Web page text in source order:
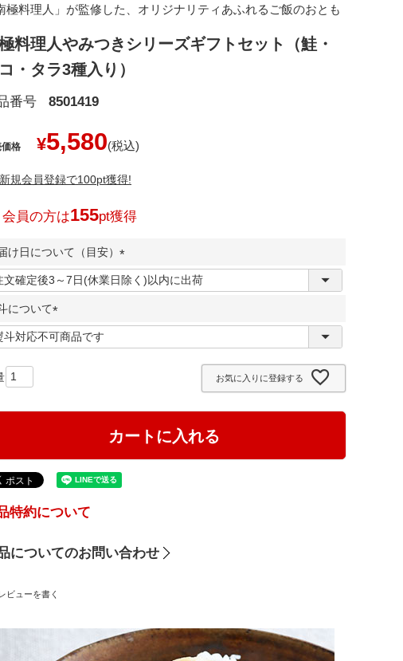
極料理人」が監修した、オリジナリティあふれるご飯のおとも
料理人やみつきシリーズギフトセット（鮭・
・タラ3種入り）
番号 8501419
格 ¥5,580
新規会員登録で100pt獲得!
会員の方は155pt獲得
け日について（目安）
(
必
)
について
(
必
お気に入りに登録する
カートに入れる
特約について
についてのお問い合わせ
ビューを書く